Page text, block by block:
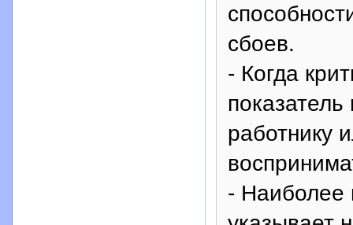
сбоев.
- Когда
работнику
- Наиболее